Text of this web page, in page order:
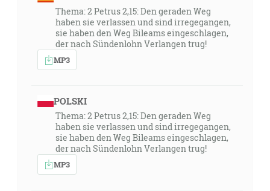
Thema: 2 Petrus 2,15: Den geraden Weg
haben sie verlassen und sind irregegangen,
sie haben den Weg Bileams eingeschlagen,
der nach Sündenlohn Verlangen trug!
MP3
POLSKI
Thema: 2 Petrus 2,15: Den geraden Weg
haben sie verlassen und sind irregegangen,
sie haben den Weg Bileams eingeschlagen,
der nach Sündenlohn Verlangen trug!
MP3